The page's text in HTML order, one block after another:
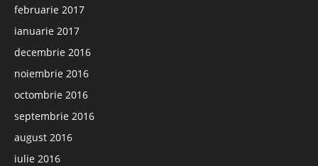
februarie 2017
ianuarie 2017
decembrie 2016
noiembrie 2016
octombrie 2016
septembrie 2016
august 2016
iulie 2016